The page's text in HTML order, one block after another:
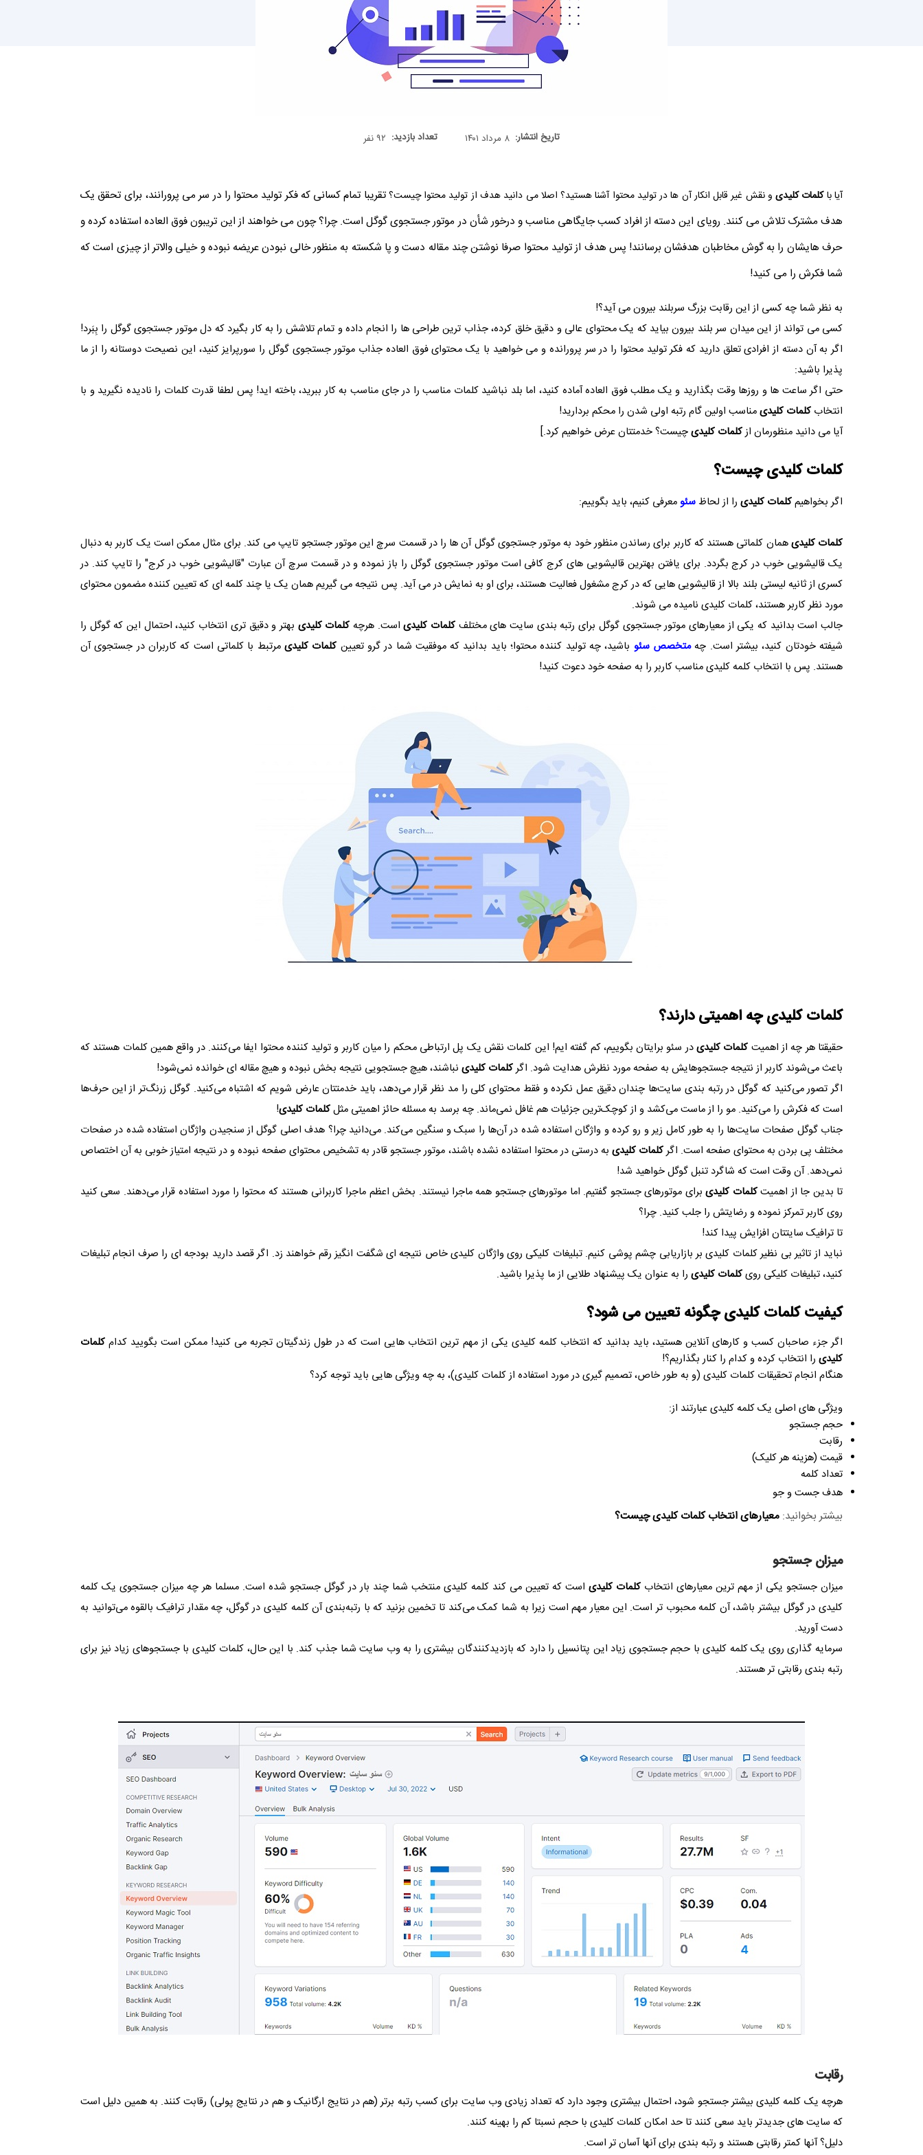
تاریخ انتشار: ۸ مرداد ۱۴۰۱ تعداد بازدید: ۹۲ نفر
آیا باکلمات کلیدیو نقش غیر قابل انکار آن ها در تولید محتوا آشنا هستید؟ اصلا می دانید هدف از تولید محتوا چیست؟تقریبا تمام کسانی که فکر تولید محتوا را در سر می پرورانند، برای تحقق یک
هدف مشترک تلاش می کنند. رویای این دسته از افراد کسب جایگاهی مناسب و درخور شأن در موتور جستجوی گوگل است. چرا؟ چون می خواهند از این تریبون فوق العاده استفاده کرده و
حرف هایشان را به گوش مخاطبان هدفشان برسانند! پس هدف از تولید محتوا صرفا نوشتن چند مقاله دست و پا شکسته به منظور خالی نبودن عریضه نبوده و خیلی والاتر از چیزی است که
شما فکرش را می کنید!
به نظر شما چه کسی از این رقابت بزرگ سربلند بیرون می آید؟!
کسی می تواند از این میدان سر بلند بیرون بیاید که یک محتوای عالی و دقیق خلق کرده، جذاب ترین طراحی ها را انجام داده و تمام تلاشش را به کار بگیرد که دل موتور جستجوی گوگل را بِبَرد!
اگر به آن دسته از افرادی تعلق دارید که فکر تولید محتوا را در سر پرورانده و می خواهید با یک محتوای فوق العاده جذاب موتور جستجوی گوگل را سورپرایز کنید، این نصیحت دوستانه را از ما
پذیرا باشید:
حتی اگر ساعت ها و روزها وقت بگذارید و یک مطلب فوق العاده آماده کنید، اما بلد نباشید کلمات مناسب را در جای مناسب به کار ببرید، باخته اید! پس لطفا قدرت کلمات را نادیده نگیرید و با
انتخاب کلمات کلیدیمناسب اولین گام رتبه اولی شدن را محکم بردارید!
آیا می دانید منظورمان ازکلمات کلیدیچیست؟ خدمتتان عرض خواهیم کرد.]
کلمات کلیدی چیست؟
اگر بخواهیمکلمات کلیدی را از لحاظ سئومعرفی کنیم، باید بگوییم:
کلمات کلیدیهمان کلماتی هستند که کاربر برای رساندن منظور خود به موتور جستجوی گوگل آن ها را در قسمت سرچ این موتور جستجو تایپ می کند. برای مثال ممکن است یک کاربر به دنبال
یک قالیشویی خوب در کرج بگردد. برای یافتن بهترین قالیشویی های کرج کافی است موتور جستجوی گوگل را باز نموده و در قسمت سرچ آن عبارت "قالیشویی خوب در کرج" را تایپ کند. در
کسری از ثانیه لیستی بلند بالا از قالیشویی هایی که در کرج مشغول فعالیت هستند، برای او به نمایش در می آید. پس نتیجه می گیریم همان یک یا چند کلمه ای که تعیین کننده مضمون محتوای
مورد نظر کاربر هستند، کلمات کلیدی نامیده می شوند.
جالب است بدانید که یکی از معیارهای موتور جستجوی گوگل برای رتبه بندی سایت های مختلف کلمات کلیدیاست. هرچه کلمات کلیدی بهتر و دقیق تری انتخاب کنید، احتمال این که گوگل را
شیفته خودتان کنید، بیشتر است. چهمتخصص سئو باشید، چه تولید کننده محتوا؛ باید بدانید که موفقیت شما در گرو تعیین کلمات کلیدی مرتبط با کلماتی است که کاربران در جستجوی آن
هستند. پس با انتخاب کلمه کلیدی مناسب کاربر را به صفحه خود دعوت کنید!
کلمات کلیدی چه اهمیتی دارند؟
حقیقتا هر چه از اهمیت کلمات کلیدیدر سئو برایتان بگوییم، کم گفته ایم! این کلمات نقش یک پل ارتباطی محکم را میان کاربر و تولید کننده محتوا ایفا می‌کنند. در واقع همین کلمات هستند که
باعث می‌شوند کاربر از نتیجه جستجوهایش به صفحه مورد نظرش هدایت شود. اگرکلمات کلیدی نباشند، هیچ جستجویی نتیجه بخش نبوده و هیچ مقاله ای خوانده نمی‌شود!
اگر تصور می‌کنید که گوگل در رتبه بندی سایت‌ها چندان دقیق عمل نکرده و فقط محتوای کلی را مد نظر قرار می‌دهد، باید خدمتتان عارض شویم که اشتباه می‌کنید. گوگل زرنگ‌تر از این حرف‌ها
است که فکرش را می‌کنید. مو را از ماست می‌کشد و از کوچک‌ترین جزئیات هم غافل نمی‌ماند. چه برسد به مسئله حائز اهمیتی مثلکلمات کلیدی!
جناب گوگل صفحات سایت‌ها را به طور کامل زیر و رو کرده و واژگان استفاده شده در آن‌ها را سبک و سنگین می‌کند. می‌دانید چرا؟ هدف اصلی گوگل از سنجیدن واژگان استفاده شده در صفحات
مختلف پی بردن به محتوای صفحه است. اگرکلمات کلیدی به درستی در محتوا استفاده نشده باشند، موتور جستجو قادر به تشخیص محتوای صفحه نبوده و در نتیجه امتیاز خوبی به آن اختصاص
نمی‌دهد. آن وقت است که شاگرد تنبل گوگل خواهید شد!
تا بدین جا از اهمیتکلمات کلیدیبرای موتورهای جستجو گفتیم. اما موتورهای جستجو همه ماجرا نیستند. بخش اعظم ماجرا کاربرانی هستند که محتوا را مورد استفاده قرار می‌دهند. سعی کنید
روی کاربر تمرکز نموده و رضایتش را جلب کنید. چرا؟
تا ترافیک سایتتان افزایش پیدا کند!
نباید از تاثیر بی نظیر کلمات کلیدی بر بازاریابی چشم پوشی کنیم. تبلیغات کلیکی روی واژگان کلیدی خاص نتیجه ای شگفت انگیز رقم خواهند زد. اگر قصد دارید بودجه ای را صرف انجام تبلیغات
کنید، تبلیغات کلیکی رویکلمات کلیدی را به عنوان یک پیشنهاد طلایی از ما پذیرا باشید.
کیفیت کلمات کلیدی چگونه تعیین می شود؟
اگر جزء صاحبان کسب و کارهای آنلاین هستید، باید بدانید که انتخاب کلمه کلیدی یکی از مهم ترین انتخاب هایی است که در طول زندگیتان تجربه می کنید! ممکن است بگویید کدام کلمات
کلیدی را انتخاب کرده و کدام را کنار بگذاریم؟!
هنگام انجام تحقیقات کلمات کلیدی (و به طور خاص، تصمیم گیری در مورد استفاده از کلمات کلیدی)، به چه ویژگی هایی باید توجه کرد؟
ویژگی های اصلی یک کلمه کلیدی عبارتند از:
حجم جستجو
​رقابت
قیمت (هزینه هر کلیک)
تعداد کلمه
هدف جست و جو
بیشتر بخوانید: معیارهای انتخاب کلمات کلیدی چیست؟
میزان جستجو
میزان جستجو یکی از مهم ترین معیارهای انتخاب کلمات کلیدی است که تعیین می کند کلمه کلیدی منتخب شما چند بار در گوگل جستجو شده است. مسلما هر چه میزان جستجوی یک کلمه
کلیدی در گوگل بیشتر باشد، آن کلمه محبوب تر است. این معیار مهم است زیرا به شما کمک می‌کند تا تخمین بزنید که با رتبه‌بندی آن کلمه کلیدی در گوگل، چه مقدار ترافیک بالقوه می‌توانید به
دست آورید.
سرمایه گذاری روی یک کلمه کلیدی با حجم جستجوی زیاد این پتانسیل را دارد که بازدیدکنندگان بیشتری را به وب سایت شما جذب کند. با این حال، کلمات کلیدی با جستجوهای زیاد نیز برای
رتبه بندی رقابتی تر هستند.
رقابت
هرچه یک کلمه کلیدی بیشتر جستجو شود، احتمال بیشتری وجود دارد که تعداد زیادی وب سایت برای کسب رتبه برتر (هم در نتایج ارگانیک و هم در نتایج پولی) رقابت کنند. به همین دلیل است
که سایت های جدیدتر باید سعی کنند تا حد امکان کلمات کلیدی با حجم نسبتا کم را بهینه کنند.
دلیل؟ آنها کمتر رقابتی هستند و رتبه بندی برای آنها آسان تر است.